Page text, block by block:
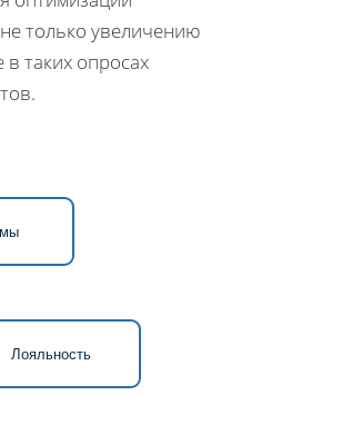
только увеличению
таких опросах
Лояльность